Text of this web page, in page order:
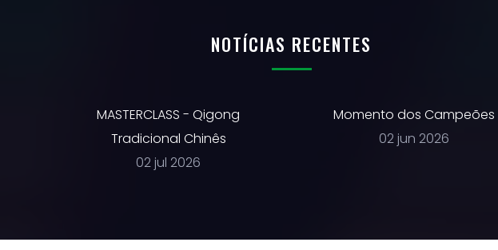
NOTÍCIAS RECENTES
MASTERCLASS - Qigong
Tradicional Chinês
02 jul 2026
Momento dos Campeões
02 jun 2026